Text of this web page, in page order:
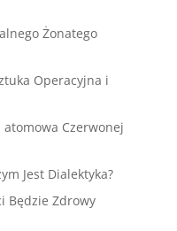
Żonatego
Operacyjna i
Czerwonej
Jest Dialektyka?
Będzie Zdrowy